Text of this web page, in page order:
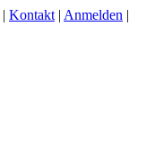
| Kontakt | Anmelden |